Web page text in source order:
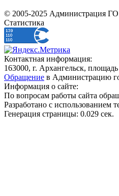
© 2005-2025 Администрация
Статистика
Контактная информация:
163000, г. Архангельск,
Обращение в Администрацию
Информация о сайте:
По вопросам работы сайта
Разработано с использованием
Генерация страницы: 0.029 сек.